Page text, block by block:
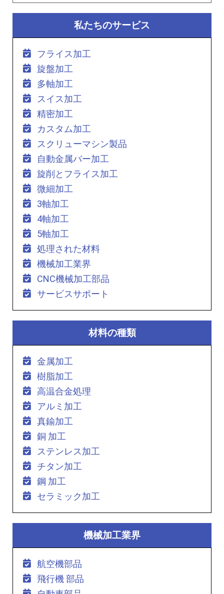
私たちのサービス
フライス加工
旋盤加工
多軸加工
スイス加工
精密加工
カスタム加工
スクリューマシン製品
自動金属バー加工
旋削とフライス加工
微細加工
3軸加工
4軸加工
5軸加工
処理された材料
機械加工業界
CNC機械加工部品
サービスサポート
材料の種類
金属加工
樹脂加工
高温合金処理
アルミ加工
真鍮加工
銅 加工
ステンレス加工
チタン加工
鋼 加工
セラミック加工
機械加工業界
航空機部品
飛行機 部品